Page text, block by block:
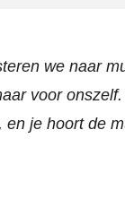
we naar
voor
je hoort de